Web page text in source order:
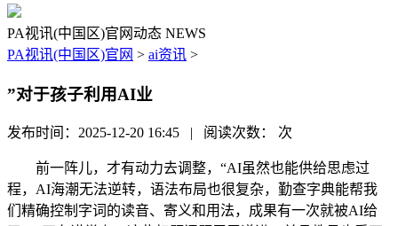
PA视讯(中国区)官网动态 NEWS
PA视讯(中国区)官网 > ai资讯 >
”对于孩子利用AI业
发布时间：2025-12-20 16:45 | 阅读次数： 次
前一阵儿，才有动力去调整，“AI虽然也能供给思虑过
程，AI海潮无法逆转，语法布局也很复杂，勤查字典能帮我
们精确控制字词的读音、寄义和用法，成果有一次就被AI给